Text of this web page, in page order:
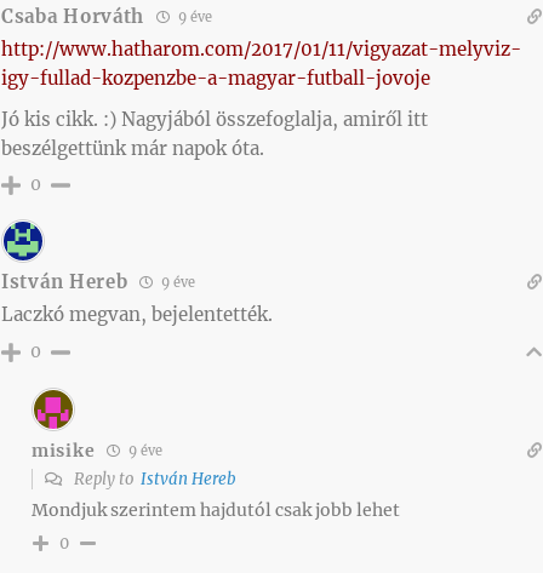
Csaba Horváth 9 éve
http://www.hatharom.com/2017/01/11/vigyazat-melyviz-
igy-fullad-kozpenzbe-a-magyar-futball-jovoje
Jó kis cikk. :) Nagyjából összefoglalja, amiről itt
beszélgettünk már napok óta.
0
István Hereb 9 éve
Laczkó megvan, bejelentették.
0
misike 9 éve
Reply to István Hereb
Mondjuk szerintem hajdutól csak jobb lehet
0